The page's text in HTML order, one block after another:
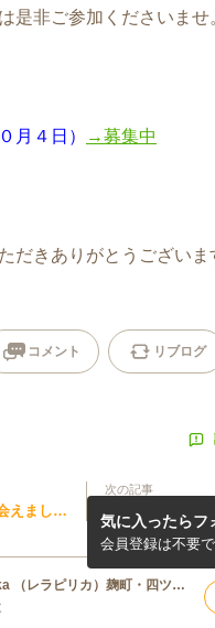
是非ご参加くださいませ
月４日） →募集中
だきありがとうございま
コメント リブログ
えました
次の記事
アロマヨガ（１1
集のお知らせ
Rera・Pirka （レラピリカ）麹町・四ツ谷/ NARD JAPAN 認定校・アロマテラピー&フラワーエッセンス スクール&サロン
気に入ったらフ
会員登録は不要